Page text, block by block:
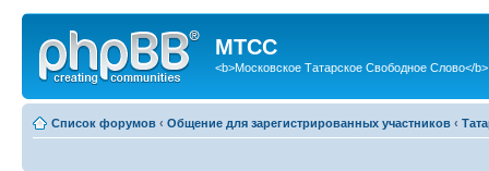
МТСС
<b>Московское Татарское Свободное Слово</b>
Список форумов ‹ Общение для зарегистрированных участников ‹